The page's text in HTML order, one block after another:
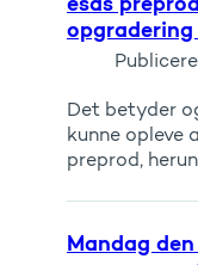
opgradering
Det betyder
kunne opleve
preprod,
Mandag